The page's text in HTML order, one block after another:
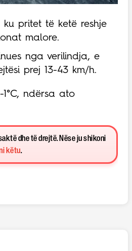
ku pritet të ketë reshje
malore.
nga verilindja, e
prej 13-43 km/h.
ndërsa ato
dhe të drejtë. Nëse ju shikoni
këtu.